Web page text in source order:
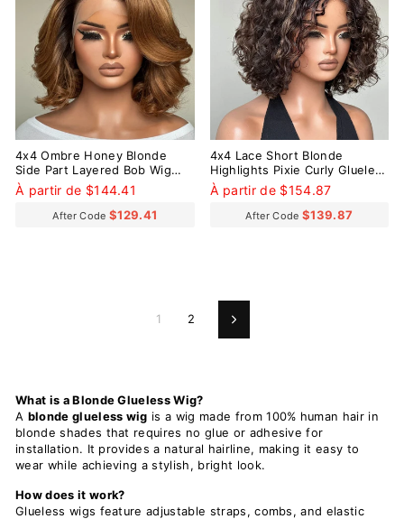
4x4 Ombre Honey Blonde
Side Part Layered Bob Wig
100% Human Hair
À partir de $144.41
After Code $129.41
4x4 Lace Short Blonde
Highlights Pixie Curly Glueless
Wig
À partir de $154.87
After Code $139.87
1 2 Suivant
What is a Blonde Glueless Wig?
A blonde glueless wig is a wig made from 100% human hair in
blonde shades that requires no glue or adhesive for
installation. It provides a natural hairline, making it easy to
wear while achieving a stylish, bright look.
How does it work?
Glueless wigs feature adjustable straps, combs, and elastic